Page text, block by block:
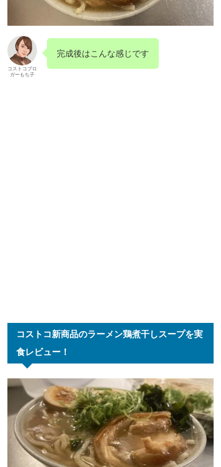
コストコブロ
ガーもち子
完成後はこんな感じです
コストコ新商品のラーメン鶏煮干しスープを実
食レビュー！